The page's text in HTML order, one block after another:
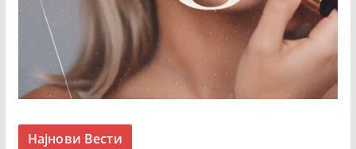
Најнови Вести